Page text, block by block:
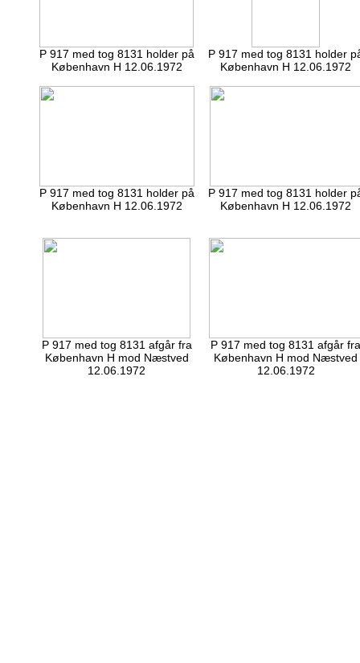
P 917 med tog 8131 holder på
København H 12.06.1972
P 917 med tog 8131 holder
København H 12.06.1972
P 917 med tog 8131 holder på
København H 12.06.1972
P 917 med tog 8131 holder
København H 12.06.1972
P 917 med tog 8131 afgår fra
København H mod Næstved
12.06.1972
P 917 med tog 8131 afgår fra
København H mod Næstved
12.06.1972